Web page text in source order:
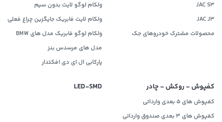
JAC S3
JAC J3
محصولات مشترک خودروهای جک
ولکام لوگو لایت بدون سیم
ولکام لایت فابریک جایگزین چراغ فعلی
ولکام لوگو فابریک مدل های BMW
مدل های مرسدس بنز
پارکابی ال ای دی افکتدار
کفپوش - روکش - چادر
کفپوش های 5 بعدی وارداتی
کفپوش های 3 بعدی صندوق وارداتی
LED‌-SMD